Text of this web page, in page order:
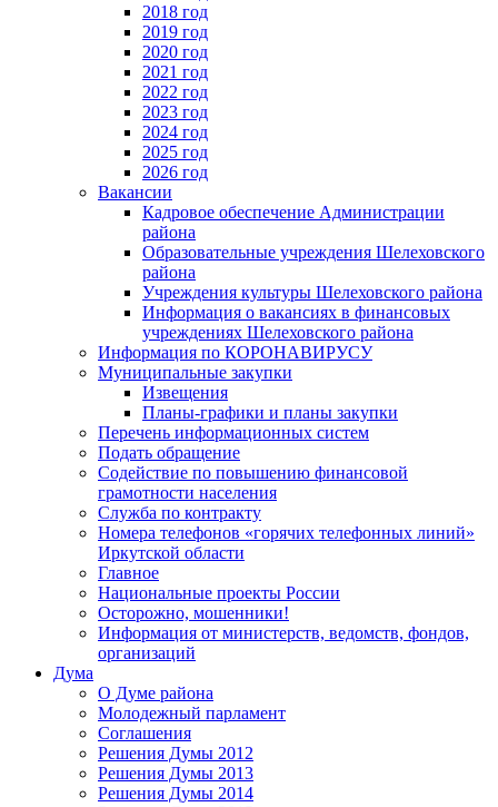
2018 год
2019 год
2020 год
2021 год
2022 год
2023 год
2024 год
2025 год
2026 год
Вакансии
Кадровое обеспечение Администрации
района
Образовательные учреждения Шелеховского
района
Учреждения культуры Шелеховского района
Информация о вакансиях в финансовых
учреждениях Шелеховского района
Информация по КОРОНАВИРУСУ
Муниципальные закупки
Извещения
Планы-графики и планы закупки
Перечень информационных систем
Подать обращение
Содействие по повышению финансовой
грамотности населения
Служба по контракту
Номера телефонов «горячих телефонных линий»
Иркутской области
Главное
Национальные проекты России
Осторожно, мошенники!
Информация от министерств, ведомств, фондов,
организаций
Дума
О Думе района
Молодежный парламент
Соглашения
Решения Думы 2012
Решения Думы 2013
Решения Думы 2014